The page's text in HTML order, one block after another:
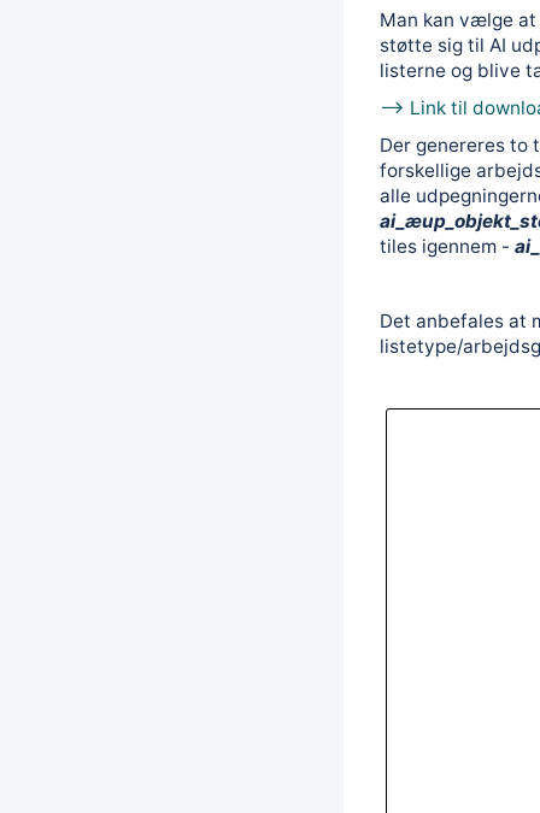
Man kan vælge
støtte sig til AI
listerne og blive
--> Link til
Der genereres
forskellige
alle
tiles igennem -
Det anbefales at
listetype/